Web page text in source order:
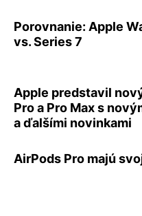
Porovnanie: Apple
vs. Series 7
Apple predstavil
Pro a Pro Max s
a ďalšími novinkami
AirPods Pro majú